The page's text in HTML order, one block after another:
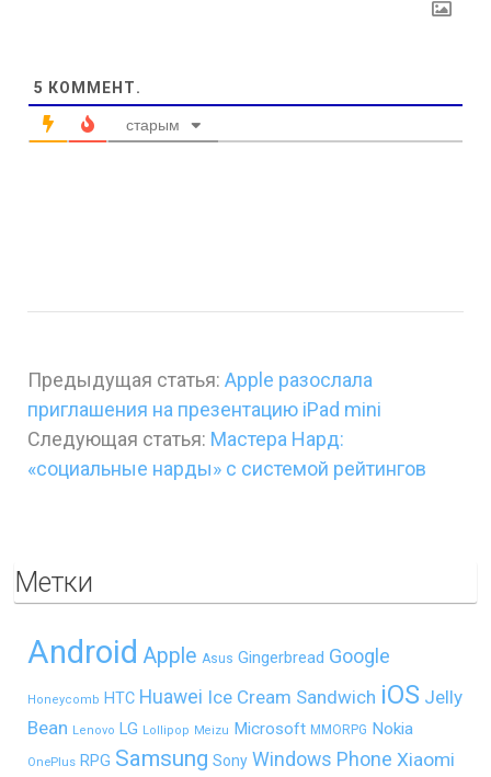
5 КОММЕНТ.
старым
Предыдущая статья: Apple разослала
приглашения на презентацию iPad mini
Следующая статья: Мастера Нард:
«социальные нарды» с системой рейтингов
Метки
Android Apple Asus Gingerbread Google
Honeycomb HTC Huawei Ice Cream Sandwich iOS Jelly
Bean Lenovo LG Lollipop Meizu Microsoft MMORPG Nokia
OnePlus RPG Samsung Sony Windows Phone Xiaomi